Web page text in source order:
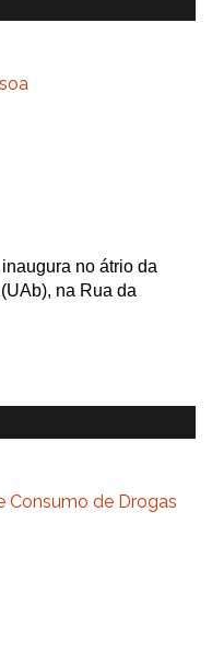
no átrio da
na Rua da
Consumo de Drogas